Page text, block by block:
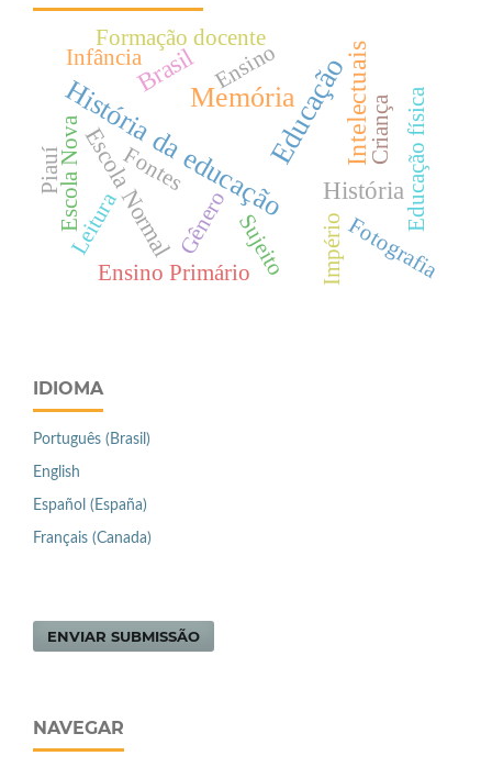
Educação
História da educação
Memória Intelectuais
História
Brasil
Escola Normal Império
Gênero
Escola Nova
Formação docente
Leitura Sujeito
Fontes
Piauí
Ensino Primário
Ensino
Fotografia
Educação física
Criança
Infância
IDIOMA
Português (Brasil)
English
Español (España)
Français (Canada)
ENVIAR SUBMISSÃO
NAVEGAR